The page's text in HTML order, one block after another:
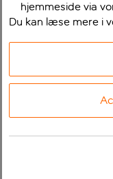
hjemmeside via
Du kan læse mere i